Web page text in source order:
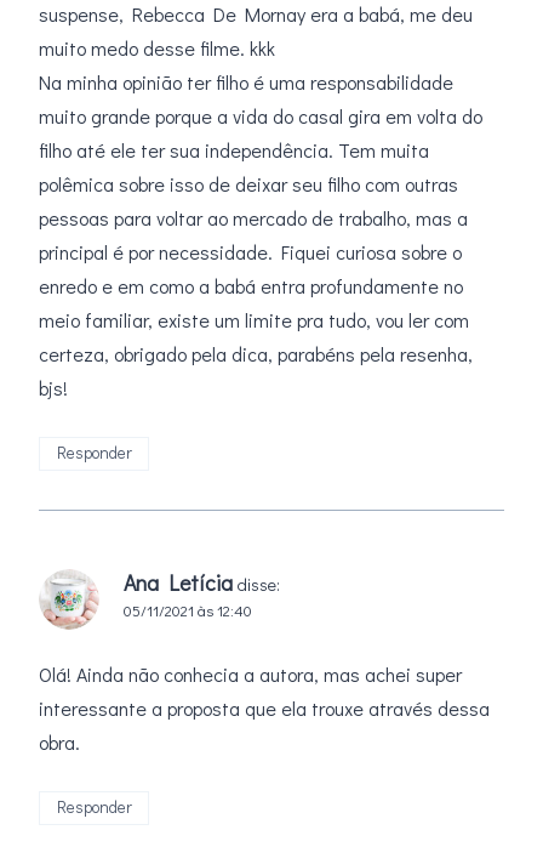
suspense, Rebecca De Mornay era a babá, me deu
muito medo desse filme. kkk
Na minha opinião ter filho é uma responsabilidade
muito grande porque a vida do casal gira em volta do
filho até ele ter sua independência. Tem muita
polêmica sobre isso de deixar seu filho com outras
pessoas para voltar ao mercado de trabalho, mas a
principal é por necessidade. Fiquei curiosa sobre o
enredo e em como a babá entra profundamente no
meio familiar, existe um limite pra tudo, vou ler com
certeza, obrigado pela dica, parabéns pela resenha,
bjs!
Responder
Ana Letícia disse:
05/11/2021 às 12:40
Olá! Ainda não conhecia a autora, mas achei super
interessante a proposta que ela trouxe através dessa
obra.
Responder